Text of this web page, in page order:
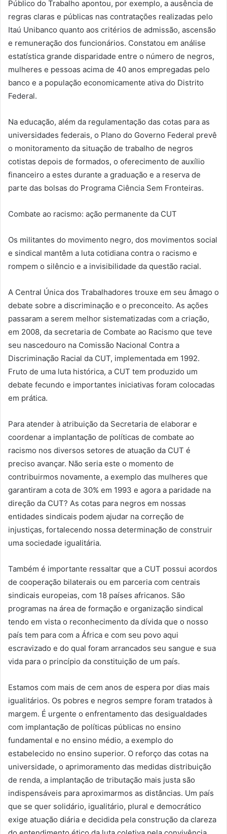
Público do Trabalho apontou, por exemplo, a ausência de
regras claras e públicas nas contratações realizadas pelo
Itaú Unibanco quanto aos critérios de admissão, ascensão
e remuneração dos funcionários. Constatou em análise
estatística grande disparidade entre o número de negros,
mulheres e pessoas acima de 40 anos empregadas pelo
banco e a população economicamente ativa do Distrito
Federal.
Na educação, além da regulamentação das cotas para as
universidades federais, o Plano do Governo Federal prevê
o monitoramento da situação de trabalho de negros
cotistas depois de formados, o oferecimento de auxílio
financeiro a estes durante a graduação e a reserva de
parte das bolsas do Programa Ciência Sem Fronteiras.
Combate ao racismo: ação permanente da CUT
Os militantes do movimento negro, dos movimentos social
e sindical mantêm a luta cotidiana contra o racismo e
rompem o silêncio e a invisibilidade da questão racial.
A Central Única dos Trabalhadores trouxe em seu âmago o
debate sobre a discriminação e o preconceito. As ações
passaram a serem melhor sistematizadas com a criação,
em 2008, da secretaria de Combate ao Racismo que teve
seu nascedouro na Comissão Nacional Contra a
Discriminação Racial da CUT, implementada em 1992.
Fruto de uma luta histórica, a CUT tem produzido um
debate fecundo e importantes iniciativas foram colocadas
em prática.
Para atender à atribuição da Secretaria de elaborar e
coordenar a implantação de políticas de combate ao
racismo nos diversos setores de atuação da CUT é
preciso avançar. Não seria este o momento de
contribuirmos novamente, a exemplo das mulheres que
garantiram a cota de 30% em 1993 e agora a paridade na
direção da CUT? As cotas para negros em nossas
entidades sindicais podem ajudar na correção de
injustiças, fortalecendo nossa determinação de construir
uma sociedade igualitária.
Também é importante ressaltar que a CUT possui acordos
de cooperação bilaterais ou em parceria com centrais
sindicais europeias, com 18 países africanos. São
programas na área de formação e organização sindical
tendo em vista o reconhecimento da dívida que o nosso
país tem para com a África e com seu povo aqui
escravizado e do qual foram arrancados seu sangue e sua
vida para o princípio da constituição de um país.
Estamos com mais de cem anos de espera por dias mais
igualitários. Os pobres e negros sempre foram tratados à
margem. É urgente o enfrentamento das desigualdades
com implantação de políticas públicas no ensino
fundamental e no ensino médio, a exemplo do
estabelecido no ensino superior. O reforço das cotas na
universidade, o aprimoramento das medidas distribuição
de renda, a implantação de tributação mais justa são
indispensáveis para aproximarmos as distâncias. Um país
que se quer solidário, igualitário, plural e democrático
exige atuação diária e decidida pela construção da clareza